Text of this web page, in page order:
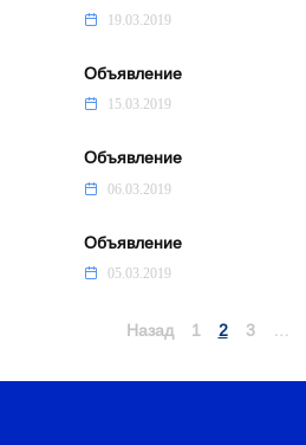
19.03.2019
Объявление
15.03.2019
Объявление
06.03.2019
Объявление
05.03.2019
Назад 1 2 3